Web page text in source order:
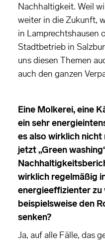
Nachhaltigkeit. Weil
weiter in die Zukunft,
in Lamprechtshausen
Stadtbetrieb in
uns diesen Themen
auch den ganzen
Eine Molkerei, eine
ein sehr
es also wirklich nicht
jetzt „Green
wirklich regelmäßig
energieeffizienter zu
beispielsweise den
senken?
Ja, auf alle Fälle, das